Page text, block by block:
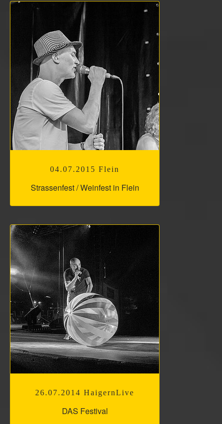
04.07.2015 Flein
Strassenfest / Weinfest in Flein
26.07.2014 HaigernLive
DAS Festival